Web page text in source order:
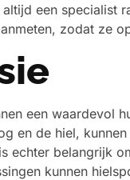
een specialist
zodat ze
een waardevol
en de hiel,
echter belangrijk
kunnen